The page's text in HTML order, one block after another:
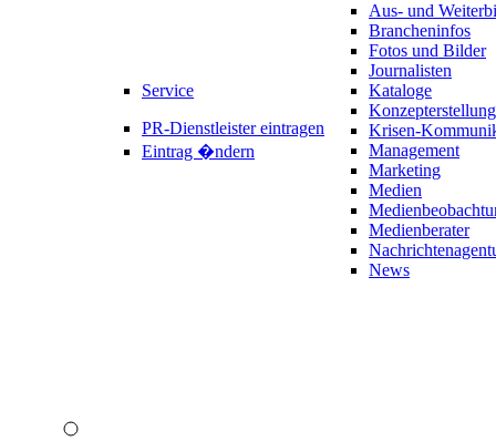
Service
PR-Dienstleister eintragen
Eintrag �ndern
Aus- und
Brancheninfos
Fotos und Bilder
Journalisten
Kataloge
Konzepterstellung
Krisen-
Management
Marketing
Medien
Medienberater
News